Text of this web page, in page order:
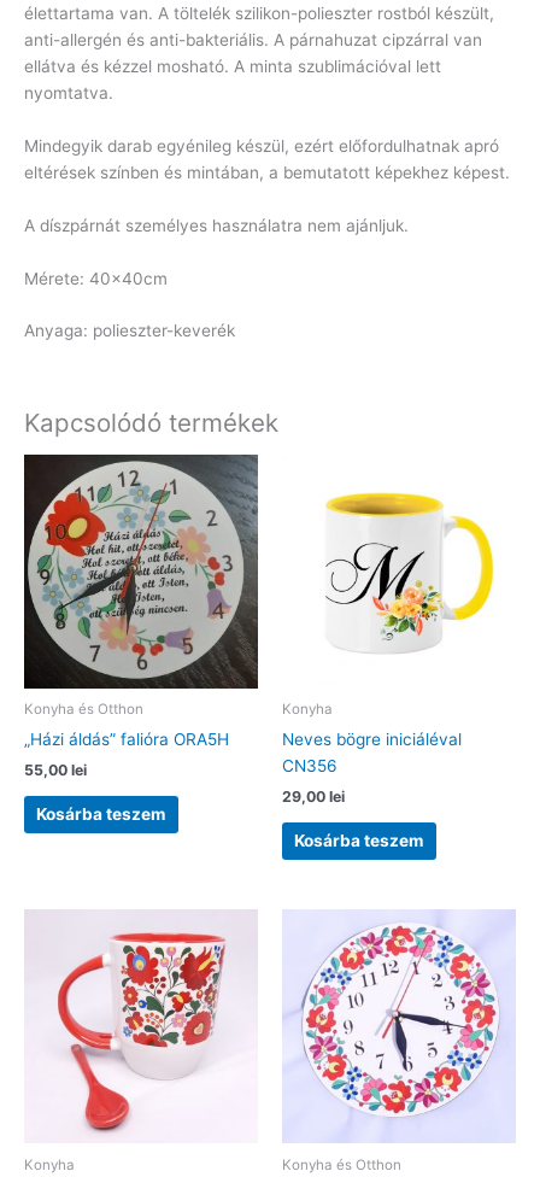
élettartama van. A töltelék szilikon-polieszter rostból készült,
anti-allergén és anti-bakteriális. A párnahuzat cipzárral van
ellátva és kézzel mosható. A minta szublimációval lett
nyomtatva.
Mindegyik darab egyénileg készül, ezért előfordulhatnak apró
eltérések színben és mintában, a bemutatott képekhez képest.
A díszpárnát személyes használatra nem ajánljuk.
Mérete: 40x40cm
Anyaga: polieszter-keverék
Kapcsolódó termékek
Konyha és Otthon
„Házi áldás” falióra ORA5H
55,00 lei
Kosárba teszem
Konyha
Neves bögre iniciáléval
CN356
29,00 lei
Kosárba teszem
Konyha Konyha és Otthon